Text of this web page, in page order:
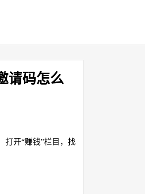
请码怎么
打开“赚钱”栏目，找